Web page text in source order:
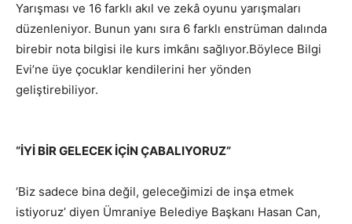
Yarışması ve 16 farklı akıl ve zekâ oyunu yarışmaları
düzenleniyor. Bunun yanı sıra 6 farklı enstrüman dalında
birebir nota bilgisi ile kurs imkânı sağlıyor.Böylece Bilgi
Evi’ne üye çocuklar kendilerini her yönden
geliştirebiliyor.
“İYİ BİR GELECEK İÇİN ÇABALIYORUZ”
‘Biz sadece bina değil, geleceğimizi de inşa etmek
istiyoruz’ diyen Ümraniye Belediye Başkanı Hasan Can,